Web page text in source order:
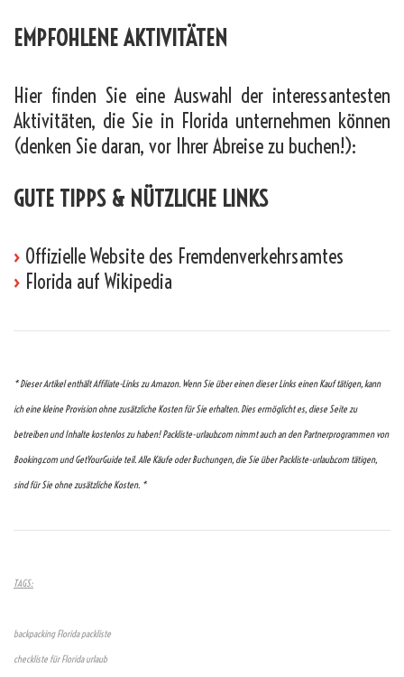
EMPFOHLENE AKTIVITÄTEN
Hier finden Sie eine Auswahl der interessantesten
Aktivitäten, die Sie in Florida unternehmen können
(denken Sie daran, vor Ihrer Abreise zu buchen!):
GUTE TIPPS & NÜTZLICHE LINKS
› Offizielle Website des Fremdenverkehrsamtes
› Florida auf Wikipedia
* Dieser Artikel enthält Affiliate-Links zu Amazon. Wenn Sie über einen dieser Links einen Kauf tätigen, kann
ich eine kleine Provision ohne zusätzliche Kosten für Sie erhalten. Dies ermöglicht es, diese Seite zu
betreiben und Inhalte kostenlos zu haben! Packliste-urlaub.com nimmt auch an den Partnerprogrammen von
Booking.com und GetYourGuide teil. Alle Käufe oder Buchungen, die Sie über Packliste-urlaub.com tätigen,
sind für Sie ohne zusätzliche Kosten. *
TAGS:
backpacking Florida packliste
checkliste für Florida urlaub